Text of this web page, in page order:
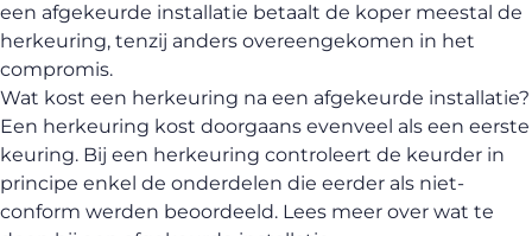
een afgekeurde installatie betaalt de koper meestal de
herkeuring, tenzij anders overeengekomen in het
compromis.
Wat kost een herkeuring na een afgekeurde installatie?
Een herkeuring kost doorgaans evenveel als een eerste
keuring. Bij een herkeuring controleert de keurder in
principe enkel de onderdelen die eerder als niet-
conform werden beoordeeld. Lees meer over wat te